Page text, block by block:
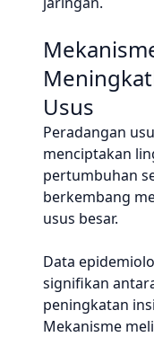
Usus
Peradangan
menciptakan
pertumbuhan
berkembang
usus besar.
Data
signifikan
peningkatan
Mekanisme